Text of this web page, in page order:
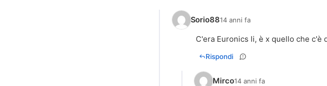
Sorio8814 anni fa
C'era Euronics li, è x quello che c'è
Rispondi
Mirco14 anni fa